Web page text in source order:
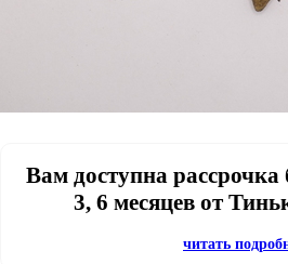
Вам доступна рассрочка
3, 6 месяцев от
читать